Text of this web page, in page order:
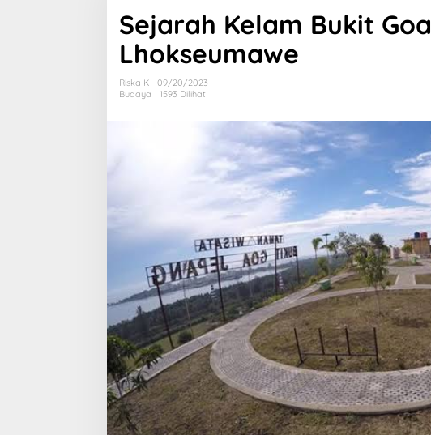
Bukit
Goa
Jepang
di
Sejarah Kelam Bukit
Lhokseumawe
Riska K
09/20/2023
Budaya
1593 Dilihat